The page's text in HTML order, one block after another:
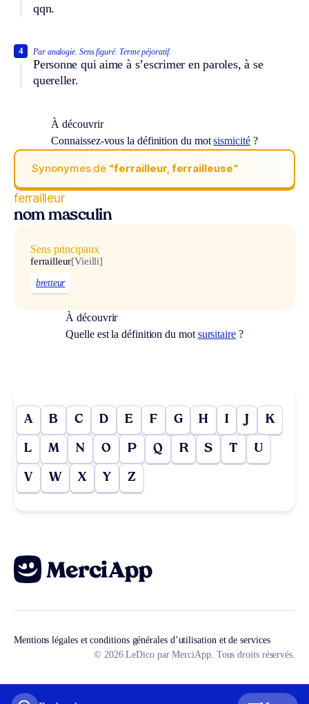
qqn.
Par analogie. Sens figuré. Terme péjoratif.
Personne qui aime à s’escrimer en paroles, à se
quereller.
4
À découvrir
Connaissez-vous la définition du motsismicité?
Synonymes de “ferrailleur, ferrailleuse“
ferrailleur
nom masculin
Sens principaux
ferrailleur[Vieilli]
bretteur
À découvrir
Quelle est la définition du mot sursitaire?
A B C D E F G H I J K
L M N O P Q R S T U
V W X Y Z
Mentions légales et conditions générales d’utilisation et de services
© 2026 LeDico par MerciApp. Tous droits réservés.